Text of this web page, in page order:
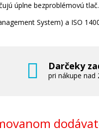
úplne bezproblémovú tlač.
System) a ISO
Darčeky
pri nákupe nad